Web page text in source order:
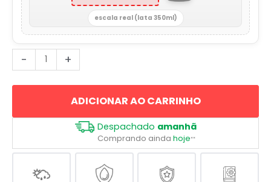
escala real (lata 350ml)
-
Thai
Arte
quantidade
+
ADICIONAR AO CARRINHO
Despachado amanhã
Comprando ainda hoje**